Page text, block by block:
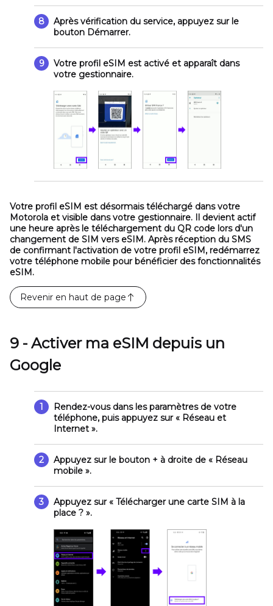
8
Après vérification du service, appuyez sur le
bouton Démarrer.
9
Votre profil eSIM est activé et apparaît dans
votre gestionnaire.
Votre profil eSIM est désormais téléchargé dans votre
Motorola et visible dans votre gestionnaire. Il devient actif
une heure après le téléchargement du QR code lors d'un
changement de SIM vers eSIM. Après réception du SMS
de confirmant l'activation de votre profil eSIM, redémarrez
votre téléphone mobile pour bénéficier des fonctionnalités
eSIM.
Revenir en haut de page
9 - Activer ma eSIM depuis un
Google
1
Rendez-vous dans les paramètres de votre
téléphone, puis appuyez sur« Réseau et
Internet ».
2 Appuyez sur le bouton + à droite de « Réseau
mobile ».
3 Appuyez sur« Télécharger une carte SIM à la
place ? ».